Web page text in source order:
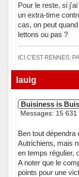
Pour le reste, si
un extra-time
cas, on peut
lettons ou pas ?
ICI C'EST RENNES,
Hors ligne
lauig
Buisiness is
Messages: 15 631
Ben tout
Autrichiens, mais
en temps régulier,
A noter que le
points pour une